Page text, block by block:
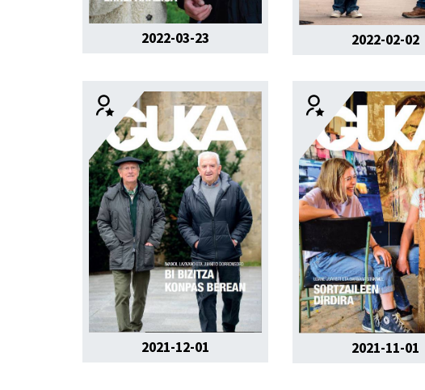
2022-03-23 2022-02-02
2021-12-01 2021-11-01